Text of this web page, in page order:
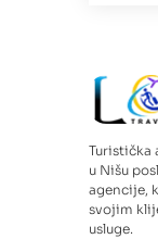
Turistička
u Nišu
agencije,
svojim
usluge.